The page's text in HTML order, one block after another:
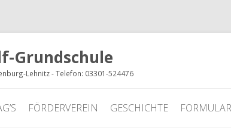
Grundschule
Lehnitz - Telefon: 03301-524476
FÖRDERVEREIN GESCHICHTE